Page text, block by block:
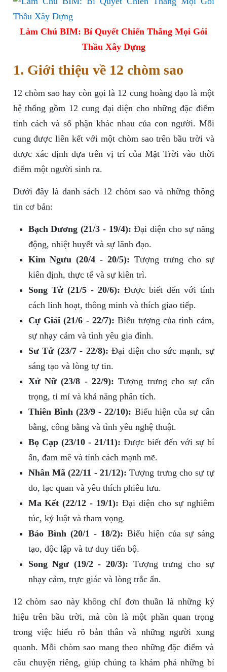
Làm Chủ BIM: Bí Quyết Chiến Thắng Mọi Gói
Thầu Xây Dựng
1. Giới thiệu về 12 chòm sao
12 chòm sao hay còn gọi là 12 cung hoàng đạo là một
hệ thống gồm 12 cung đại diện cho những đặc điểm
tính cách và số phận khác nhau của con người. Mỗi
cung được liên kết với một chòm sao trên bầu trời và
được xác định dựa trên vị trí của Mặt Trời vào thời
điểm một người sinh ra.
Dưới đây là danh sách 12 chòm sao và những thông
tin cơ bản:
Bạch Dương (21/3 - 19/4): Đại diện cho sự năng
động, nhiệt huyết và sự lãnh đạo.
Kim Ngưu (20/4 - 20/5): Tượng trưng cho sự
kiên định, thực tế và sự kiên trì.
Song Tử (21/5 - 20/6): Được biết đến với tính
cách linh hoạt, thông minh và thích giao tiếp.
Cự Giải (21/6 - 22/7): Biểu tượng của tình cảm,
sự nhạy cảm và tình yêu gia đình.
Sư Tử (23/7 - 22/8): Đại diện cho sức mạnh, sự
sáng tạo và lòng tự tin.
Xử Nữ (23/8 - 22/9): Tượng trưng cho sự cẩn
trọng, tỉ mỉ và khả năng phân tích.
Thiên Bình (23/9 - 22/10): Biểu hiện của sự cân
bằng, công bằng và tình yêu nghệ thuật.
Bọ Cạp (23/10 - 21/11): Được biết đến với sự bí
ẩn, đam mê và tính cách mạnh mẽ.
Nhân Mã (22/11 - 21/12): Tượng trưng cho sự tự
do, lạc quan và yêu thích phiêu lưu.
Ma Kết (22/12 - 19/1): Đại diện cho sự nghiêm
túc, kỷ luật và tham vọng.
Bảo Bình (20/1 - 18/2): Biểu hiện của sự sáng
tạo, độc lập và tư duy tiến bộ.
Song Ngư (19/2 - 20/3): Tượng trưng cho sự
nhạy cảm, trực giác và lòng trắc ẩn.
12 chòm sao này không chỉ đơn thuần là những ký
hiệu trên bầu trời, mà còn là một phần quan trọng
trong việc hiểu rõ bản thân và những người xung
quanh. Mỗi chòm sao mang theo những đặc điểm và
câu chuyện riêng, giúp chúng ta khám phá những bí